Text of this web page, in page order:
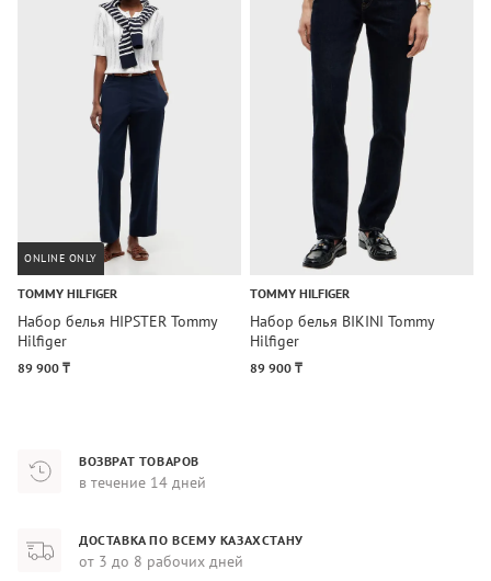
ONLINE ONLY
TOMMY HILFIGER
Набор белья HIPSTER Tommy
Hilfiger
89 900 ₸
TOMMY HILFIGER
Набор белья BIKINI Tommy
Hilfiger
89 900 ₸
ВОЗВРАТ ТОВАРОВ
в течение 14 дней
ДОСТАВКА ПО ВСЕМУ КАЗАХСТАНУ
от 3 до 8 рабочих дней